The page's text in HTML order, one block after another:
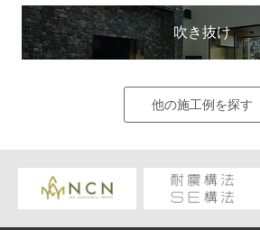
吹き抜け
他の施工例を探す